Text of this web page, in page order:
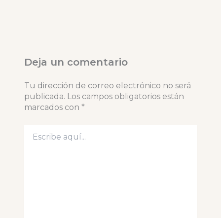
Deja un comentario
Tu dirección de correo electrónico no será
publicada. Los campos obligatorios están
marcados con *
aquí...